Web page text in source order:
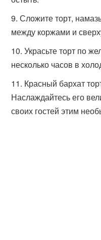
Сложите торт,
между коржами и
Украсьте торт по
несколько часов в
Красный бархат
Наслаждайтесь его
своих гостей этим